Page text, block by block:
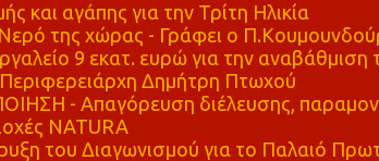
και αγάπης για την Τρίτη Ηλικία
της χώρας - Γράφει ο
9 εκατ. ευρώ για την αναβάθμιση
Δημήτρη Πτωχού
- Απαγόρευση διέλευσης,
NATURA
του Διαγωνισμού για το Παλαιό